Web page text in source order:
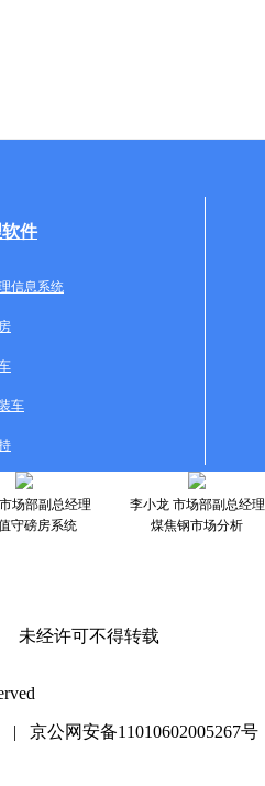
件
信息系统
车
场部副总经理
守磅房系统
李小龙 市场部副总经理
煤焦钢市场分析
经许可不得转载
| 京公网安备11010602005267号